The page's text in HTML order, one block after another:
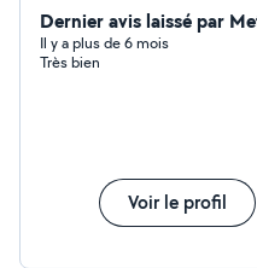
Dernier avis laissé par
Il y a plus de 6 mois
Très bien
Voir le profil